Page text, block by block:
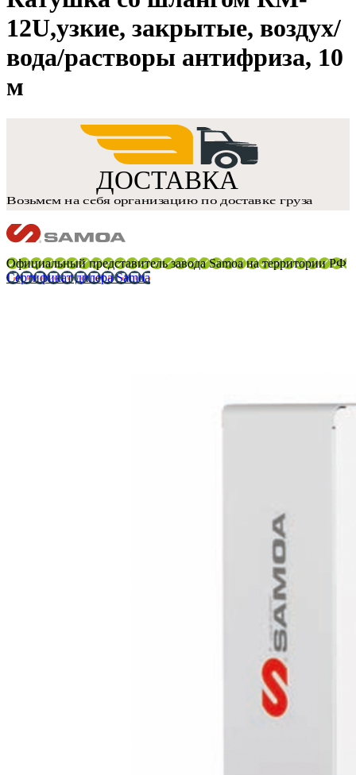
12U,узкие, закрытые, воздух/
вода/растворы антифриза, 10
м
Официальный представитель завода Samoa на территории РФ
Сертификат дилера Samoa